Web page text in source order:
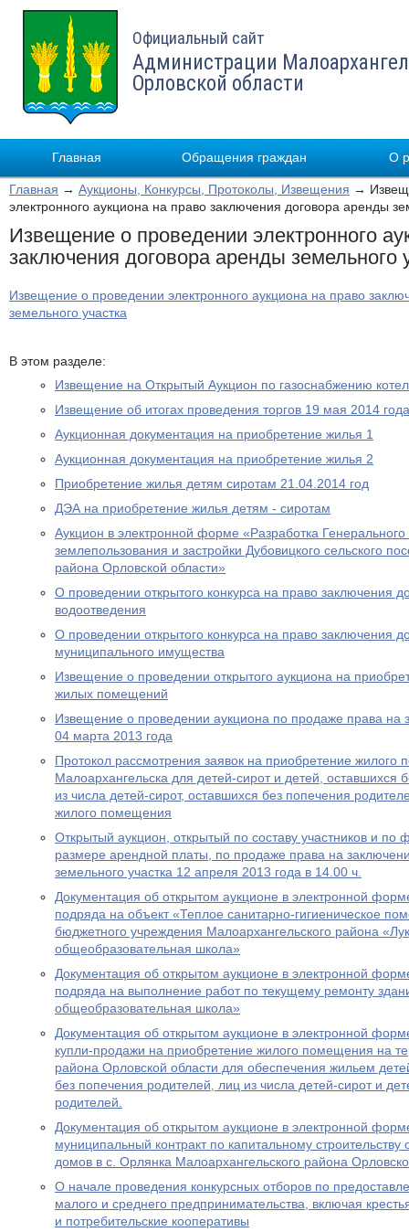
Официальный сайт
Администрации
Орловской области
Главная Обращения граждан О
Главная → Аукционы, Конкурсы, Протоколы, Извещения →
электронного аукциона на право заключения договора аренды
Извещение о проведении электронного
заключения договора аренды земельного
Извещение о проведении электронного аукциона на право
земельного участка
В этом разделе:
Извещение на Открытый Аукцион по газоснабжению
Извещение об итогах проведения торгов 19 мая 2014 года
Аукционная документация на приобретение жилья 1
Аукционная документация на приобретение жилья 2
Приобретение жилья детям сиротам 21.04.2014 год
ДЭА на приобретение жилья детям - сиротам
Аукцион в электронной форме «Разработка
землепользования и застройки Дубовицкого сельского
района Орловской области»
О проведении открытого конкурса на право заключения
водоотведения
О проведении открытого конкурса на право заключения
муниципального имущества
Извещение о проведении открытого аукциона на
жилых помещений
Извещение о проведении аукциона по продаже права на
04 марта 2013 года
Протокол рассмотрения заявок на приобретение жилого
Малоархангельска для детей-сирот и детей, оставшихся
из числа детей-сирот, оставшихся без попечения
жилого помещения
Открытый аукцион, открытый по составу участников и
размере арендной платы, по продаже права на
земельного участка 12 апреля 2013 года в 14.00 ч.
Документация об открытом аукционе в электронной
подряда на объект «Теплое санитарно-гигиеническое
бюджетного учреждения Малоархангельского района
общеобразовательная школа»
Документация об открытом аукционе в электронной
подряда на выполнение работ по текущему ремонту
общеобразовательная школа»
Документация об открытом аукционе в электронной
купли-продажи на приобретение жилого помещения на
района Орловской области для обеспечения жильем
без попечения родителей, лиц из числа детей-сирот и
родителей.
Документация об открытом аукционе в электронной
муниципальный контракт по капитальному
домов в с. Орлянка Малоархангельского района
О начале проведения конкурсных отборов по
малого и среднего предпринимательства, включая
и потребительские кооперативы